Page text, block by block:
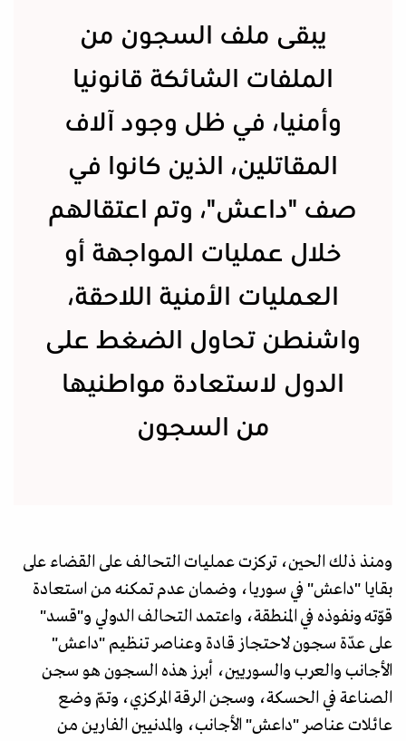
يبقى ملف السجون من
الملفات الشائكة قانونيا
وأمنيا، في ظل وجود آلاف
المقاتلين، الذين كانوا في
صف "داعش"، وتم اعتقالهم
خلال عمليات المواجهة أو
العمليات الأمنية اللاحقة،
واشنطن تحاول الضغط على
الدول لاستعادة مواطنيها
من السجون
ومنذ ذلك الحين، تركزت عمليات التحالف على القضاء على
بقايا "داعش" في سوريا، وضمان عدم تمكنه من استعادة
قوّته ونفوذه في المنطقة، واعتمد التحالف الدولي و"قسد"
على عدّة سجون لاحتجاز قادة وعناصر تنظيم "داعش"
الأجانب والعرب والسوريين، أبرز هذه السجون هو سجن
الصناعة في الحسكة، وسجن الرقة المركزي، وتمّ وضع
عائلات عناصر "داعش" الأجانب، والمدنيين الفارين من